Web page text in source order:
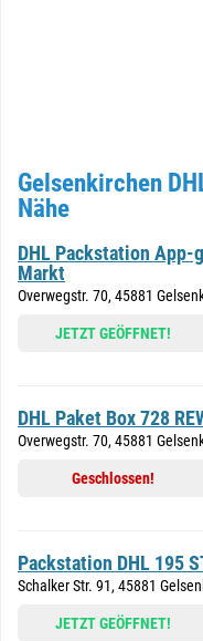
Gelsenkirchen
Nähe
DHL Packstation App-
Markt
Overwegstr. 70, 45881
JETZT GEÖFFNET!
DHL Paket Box 728
Overwegstr. 70, 45881
Geschlossen!
Packstation DHL 195
Schalker Str. 91, 45881
JETZT GEÖFFNET!